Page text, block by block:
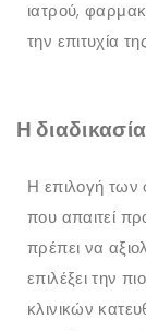
ιατρού,
την επιτυχία
Η
Η επιλογή των
που απαιτεί
πρέπει να
επιλέξει την
κλινικών